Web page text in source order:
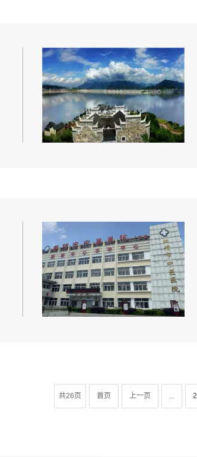
共26页 首页 上一页 ... 2